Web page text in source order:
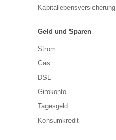
Kapitallebensversicherung
Geld und Sparen
Strom
Gas
DSL
Girokonto
Tagesgeld
Konsumkredit